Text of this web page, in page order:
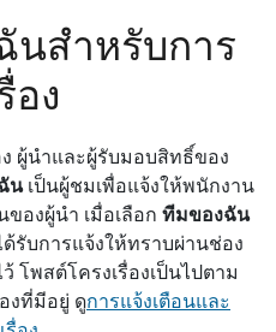
นสําหรับการ
อง
ง ผู้นําและผู้รับมอบสิทธิ์ของ
นเป็นผู้ชมเพื่อแจ้งให้พนักงาน
องผู้นํา เมื่อเลือก ทีมของฉัน
บการแจ้งให้ทราบผ่านช่อง
โพสต์โครงเรื่องเป็นไปตาม
งที่มีอยู่ ดูการแจ้งเตือนและ